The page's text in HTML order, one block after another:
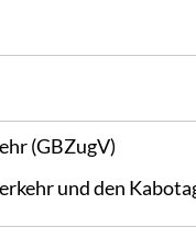
(GBZugV)
und den